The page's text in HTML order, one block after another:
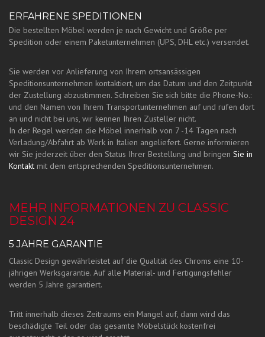
ERFAHRENE SPEDITIONEN
Die bestellten Möbel werden je nach Gewicht und Größe per
Spedition oder einem Paketunternehmen (UPS, DHL etc.) versendet.
Sie werden vor Anlieferung von Ihrem ortsansässigen
Speditionsunternehmen kontaktiert, um das Datum und den Zeitpunkt
der Zustellung abzustimmen. Schreiben Sie sich bitte die Phone-No.:
und den Namen von Ihrem Transportunternehmen auf und rufen dort
an und nicht bei uns, wir kennen Ihren Zusteller nicht.
In der Regel werden die Möbel innerhalb von 7 -14 Tagen nach
Verladung/Abfahrt ab Werk in Italien angeliefert. Gerne informieren
wir Sie jederzeit über den Status Ihrer Bestellung und bringen Sie in
Kontakt mit dem entsprechenden Speditionsunternehmen.
MEHR INFORMATIONEN ZU CLASSIC
DESIGN 24
5 JAHRE GARANTIE
Classic Design gewährleistet auf die Qualität des Chroms eine 10-
jährigen Werksgarantie. Auf alle Material- und Fertigungsfehler
werden 5 Jahre garantiert.
Tritt innerhalb dieses Zeitraums ein Mangel auf, dann wird das
beschädigte Teil oder das gesamte Möbelstück kostenfrei